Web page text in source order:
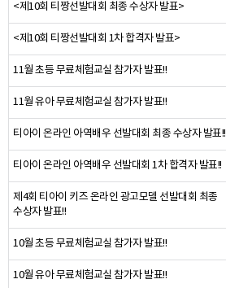
<제10회 티짱선발대회 최종 수상자 발표>
<제10회 티짱선발대회 1차 합격자 발표>
11월 초등 무료체험교실 참가자 발표!!
11월 유아 무료체험교실 참가자 발표!!
티아이 온라인 아역배우 선발대회 최종 수상자 발표!!
티아이 온라인 아역배우 선발대회 1차 합격자 발표!!
제4회 티아이 키즈 온라인 광고모델 선발대회 최종
수상자 발표!!
10월 초등 무료체험교실 참가자 발표!!
10월 유아 무료체험교실 참가자 발표!!